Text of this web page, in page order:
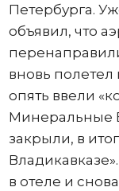
Петербурга.
объявил, что
вновь
опять ввели
Минеральные
закрыли, в
в отеле и